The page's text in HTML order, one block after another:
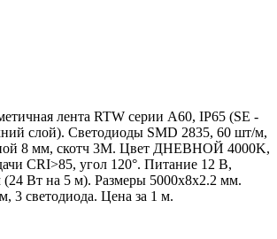
лента RTW серии A60, IP65 (SE -
слой). Светодиоды SMD 2835, 60 шт/м,
8 мм, скотч 3M. Цвет ДНЕВНОЙ 4000K,
CRI>85, угол 120°. Питание 12 В,
Вт на 5 м). Размеры 5000x8x2.2 мм.
3 светодиода. Цена за 1 м.